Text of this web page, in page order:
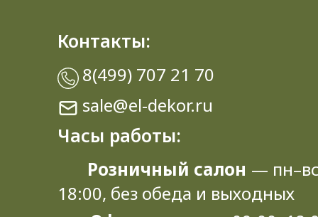
Контакты:
8(499) 707 21 70
sale@el-dekor.ru
Часы работы:
Розничный салон —
18:00, без обеда и выходных